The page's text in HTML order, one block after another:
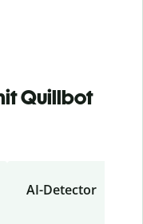
Quillbot
AI-Detector